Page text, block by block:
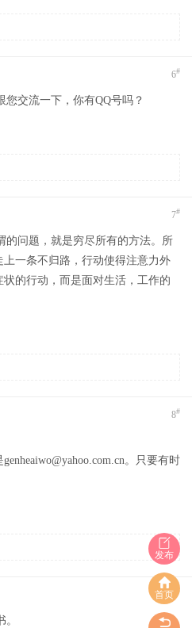
6#
交流一下，你有QQ号吗？
7#
的问题，就是穷尽所有的方法。所
一条不归路，行动使得注意力外
的行动，而是面对生活，工作的
8#
。只要有时
9 #
发布
首页